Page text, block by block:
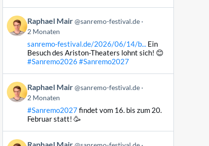
ansehen
Beitrag
von
Raphael
Raphael Mair @sanremo-festival.de
2 Monaten
sanremo-festival.de/2026/06/14/b...Ein
Besuch des Ariston-Theaters lohnt sich! 😊
#Sanremo2026 #Sanremo2027
Beitrag
von
Raphael
Bluesky
Raphael Mair @sanremo-festival.de
2 Monaten
#Sanremo2027findet vom 16. bis zum 20.
Februar statt! 🥳
Beitrag